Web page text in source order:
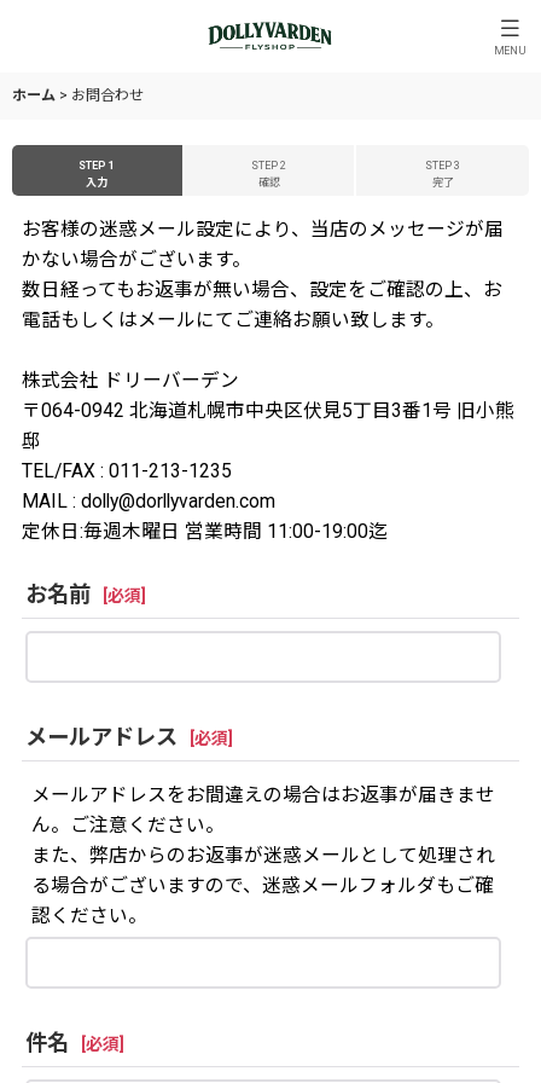
MENU
ホーム > お問合わせ
STEP 1
入力
STEP 2
確認
STEP 3
完了
お客様の迷惑メール設定により、当店のメッセージが届
かない場合がございます。
数日経ってもお返事が無い場合、設定をご確認の上、お
電話もしくはメールにてご連絡お願い致します。
株式会社 ドリーバーデン
〒064-0942 北海道札幌市中央区伏見5丁目3番1号 旧小熊
邸
TEL/FAX : 011-213-1235
MAIL : dolly@dorllyvarden.com
定休日:毎週木曜日 営業時間 11:00-19:00迄
お名前 必須
メールアドレス 必須
メールアドレスをお間違えの場合はお返事が届きませ
ん。ご注意ください。
また、弊店からのお返事が迷惑メールとして処理され
る場合がございますので、迷惑メールフォルダもご確
認ください。
件名 必須